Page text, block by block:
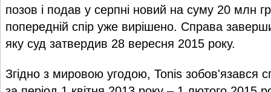
позов і подав у серпні новий на суму 20 млн
попередній спір уже вирішено. Справа
яку суд затвердив 28 вересня 2015 року.
Згідно з мировою угодою, Tonis зобов'язався